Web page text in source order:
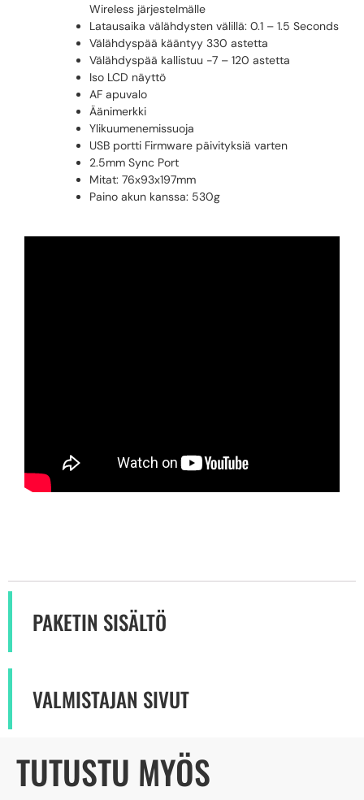
Wireless järjestelmälle
Latausaika välähdysten välillä: 0.1 – 1.5 Seconds
Välähdyspää kääntyy 330 astetta
Välähdyspää kallistuu -7 – 120 astetta
Iso LCD näyttö
AF apuvalo
Äänimerkki
Ylikuumenemissuoja
USB portti Firmware päivityksiä varten
2.5mm Sync Port
Mitat: 76x93x197mm
Paino akun kanssa: 530g
PAKETIN SISÄLTÖ
VALMISTAJAN SIVUT
TUTUSTU MYÖS